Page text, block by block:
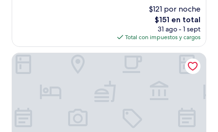
$121 por noche
El
precio
actual
es
de
$151 en total
31 ago - 1 sept
Total con impuestos y cargos
Hotel Barcelona Condal Mar Affiliated by Meliá